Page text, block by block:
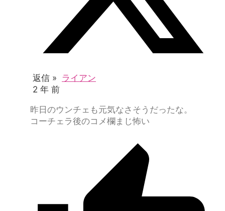
返信 » ライアン
2 年 前
昨日のウンチェも元気なさそうだったな。
コーチェラ後のコメ欄まじ怖い